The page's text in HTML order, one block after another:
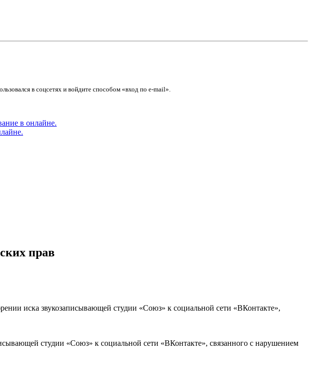
в соцсетях и войдите способом «вход по e-mail».
прав
иска звукозаписывающей студии «Союз» к социальной сети «ВКонтакте»,
студии «Союз» к социальной сети «ВКонтакте», связанного с нарушением